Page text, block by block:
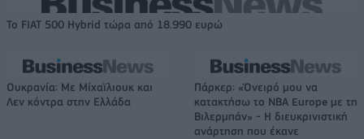
Το FIAT 500 Hybrid τώρα από 18.990 ευρώ
Ουκρανία: Με Μίχαϊλιουκ και
Λεν κόντρα στην Ελλάδα
Πάρκερ: «Όνειρό μου να
κατακτήσω το ΝΒΑ Europe με τη
Βιλερμπάν» - Η διευκρινιστική
ανάρτηση που έκανε